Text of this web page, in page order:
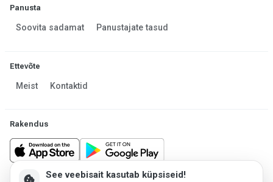
Panusta
Soovita sadamat Panustajate tasud
Ettevõte
Meist Kontaktid
Rakendus
See veebisait kasutab küpsiseid!